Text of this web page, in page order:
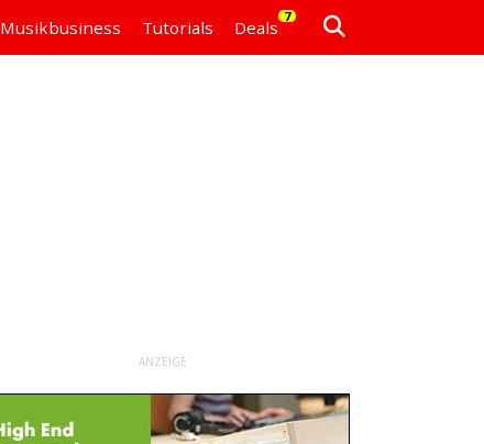
Musikbusiness Tutorials Deals
7
ANZEIGE